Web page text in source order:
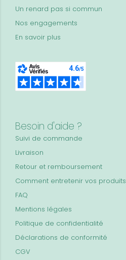
Un renard pas si commun
Nos engagements
En savoir plus
Besoin d'aide ?
Suivi de commande
Livraison
Retour et remboursement
Comment entretenir vos produits
FAQ
Mentions légales
Politique de confidentialité
Déclarations de conformité
CGV